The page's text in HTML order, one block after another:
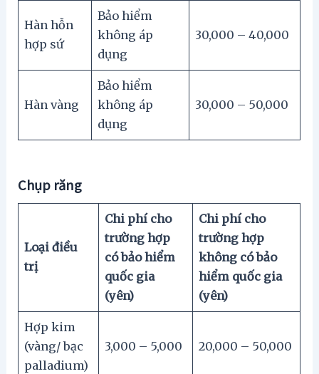
Hàn hỗn
hợp sứ
Bảo hiểm
không áp
dụng
30,000 – 40,000
Hàn vàng
Bảo hiểm
không áp
dụng
30,000 – 50,000
Chụp răng
Loại điều
trị
Chi phí cho
trường hợp
có bảo hiểm
quốc gia
(yên)
Chi phí cho
trường hợp
không có bảo
hiểm quốc gia
(yên)
Hợp kim
(vàng/ bạc
palladium)
3,000 – 5,000 20,000 – 50,000